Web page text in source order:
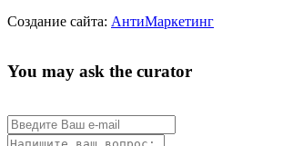
Создание сайта: АнтиМаркетинг
You may ask the curator